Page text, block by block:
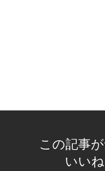
この記事
いい